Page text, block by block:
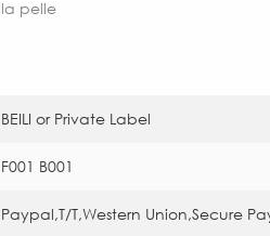
pelle
BEILI or Private Label
F001 B001
Paypal,T/T,Western Union,Secure